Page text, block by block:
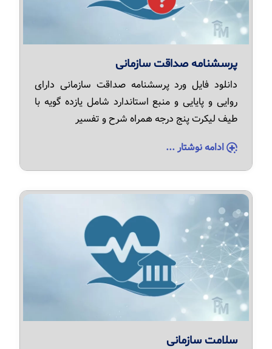
پرسشنامه صداقت سازمانی
دانلود فایل ورد پرسشنامه صداقت سازمانی دارای
روایی و پایایی و منبع استاندارد شامل یازده گویه با
طیف لیکرت پنج درجه همراه شرح و تفسیر
ادامه نوشتار ...
سلامت سازمانی